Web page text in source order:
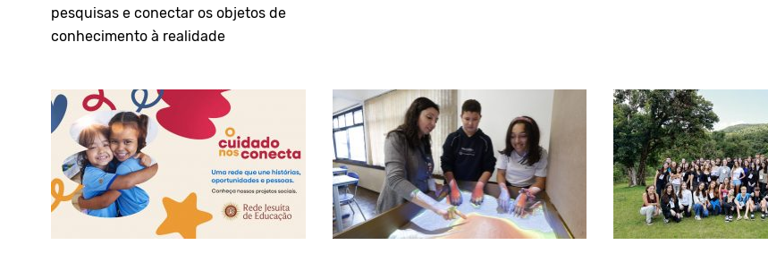
pesquisas e conectar os objetos de
conhecimento à realidade